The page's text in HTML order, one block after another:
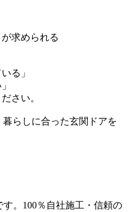
求められる
る」
さい。
らしに合った玄関ドアを
。100％自社施工・信頼の